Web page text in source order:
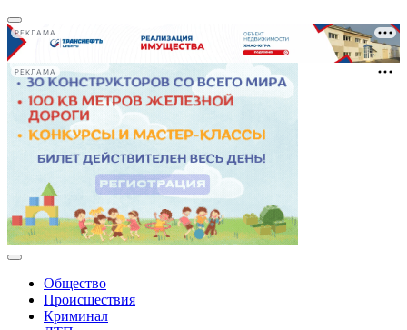
РЕКЛАМА
РЕКЛАМА
Общество
Происшествия
Криминал